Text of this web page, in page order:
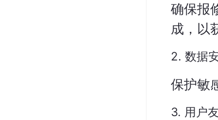
确保报
成，以
2. 数据
保护敏
3. 用户